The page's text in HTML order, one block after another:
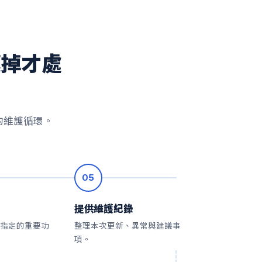
才處
護循環。
定的重要功
05
提供維護紀錄
整理本次更新、異常與建議事
項。